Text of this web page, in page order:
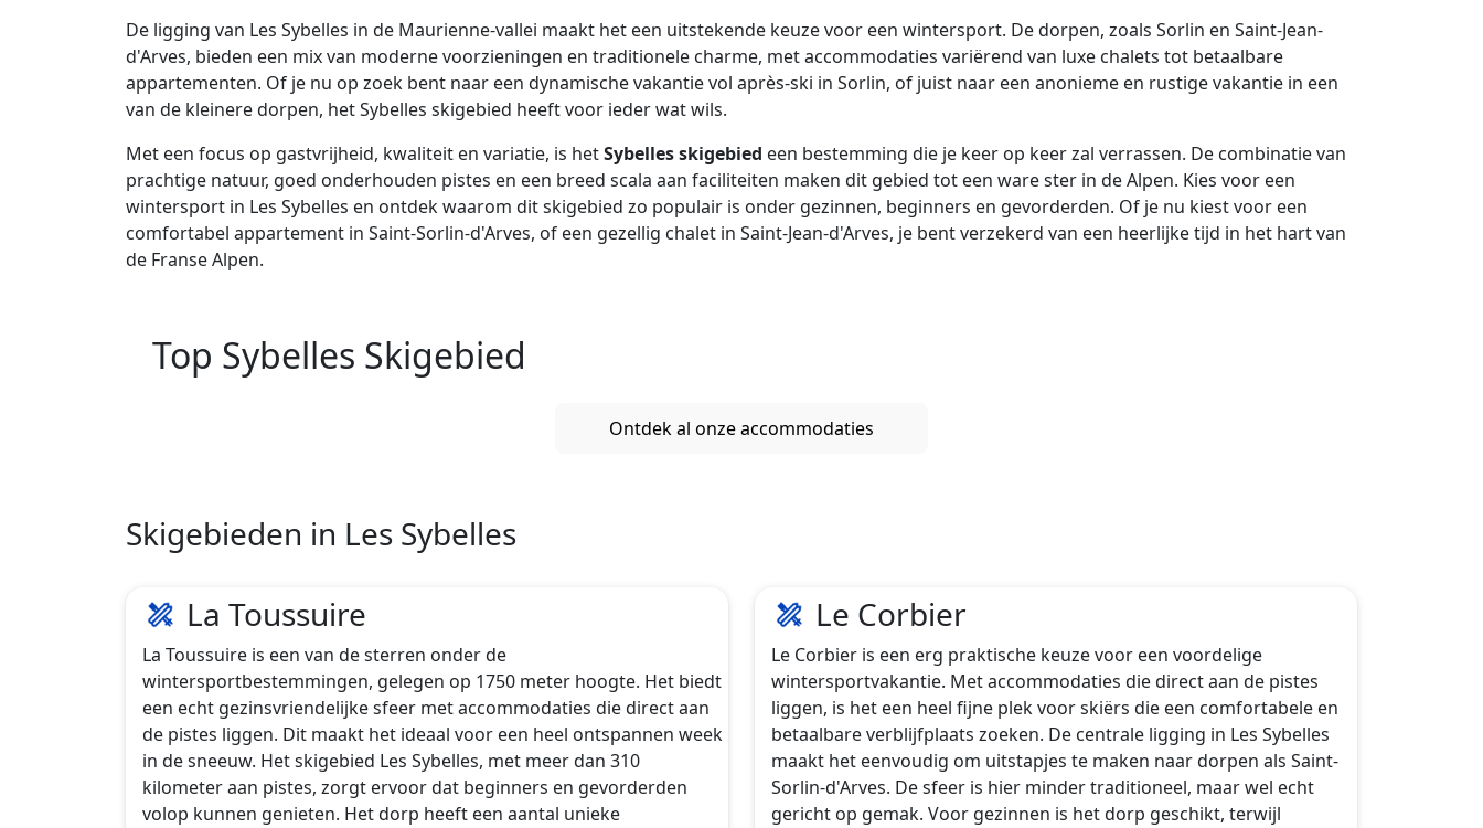
De ligging van Les Sybelles in de Maurienne-vallei maakt het een uitstekende keuze voor een wintersport. De dorpen, zoals Sorlin en Saint-Jean-
d'Arves, bieden een mix van moderne voorzieningen en traditionele charme, met accommodaties variërend van luxe chalets tot betaalbare
appartementen. Of je nu op zoek bent naar een dynamische vakantie vol après-ski in Sorlin, of juist naar een anonieme en rustige vakantie in een
van de kleinere dorpen, het Sybelles skigebied heeft voor ieder wat wils.
Met een focus op gastvrijheid, kwaliteit en variatie, is hetSybelles skigebied een bestemming die je keer op keer zal verrassen. De combinatie van
prachtige natuur, goed onderhouden pistes en een breed scala aan faciliteiten maken dit gebied tot een ware ster in de Alpen. Kies voor een
wintersport in Les Sybelles en ontdek waarom dit skigebied zo populair is onder gezinnen, beginners en gevorderden. Of je nu kiest voor een
comfortabel appartement in Saint-Sorlin-d'Arves, of een gezellig chalet in Saint-Jean-d'Arves, je bent verzekerd van een heerlijke tijd in het hart van
de Franse Alpen.
Top Sybelles Skigebied
Ontdek al onze accommodaties
Skigebieden in Les Sybelles
La Toussuire
La Toussuire is een van de sterren onder de
wintersportbestemmingen, gelegen op 1750 meter hoogte. Het biedt
een echt gezinsvriendelijke sfeer met accommodaties die direct aan
de pistes liggen. Dit maakt het ideaal voor een heel ontspannen week
in de sneeuw. Het skigebied Les Sybelles, met meer dan 310
kilometer aan pistes, zorgt ervoor dat beginners en gevorderden
volop kunnen genieten. Het dorp heeft een aantal unieke
Le Corbier
Le Corbier is een erg praktische keuze voor een voordelige
wintersportvakantie. Met accommodaties die direct aan de pistes
liggen, is het een heel fijne plek voor skiërs die een comfortabele en
betaalbare verblijfplaats zoeken. De centrale ligging in Les Sybelles
maakt het eenvoudig om uitstapjes te maken naar dorpen als Saint-
Sorlin-d'Arves. De sfeer is hier minder traditioneel, maar wel echt
gericht op gemak. Voor gezinnen is het dorp geschikt, terwijl